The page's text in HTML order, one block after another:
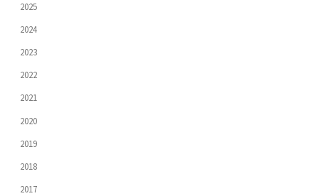
2025
2024
2023
2022
2021
2020
2019
2018
2017